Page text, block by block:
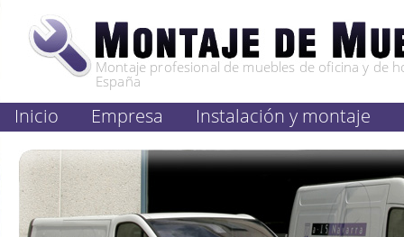
Montaje profesional de muebles de oficina y de
España
Inicio Empresa Instalación y montaje